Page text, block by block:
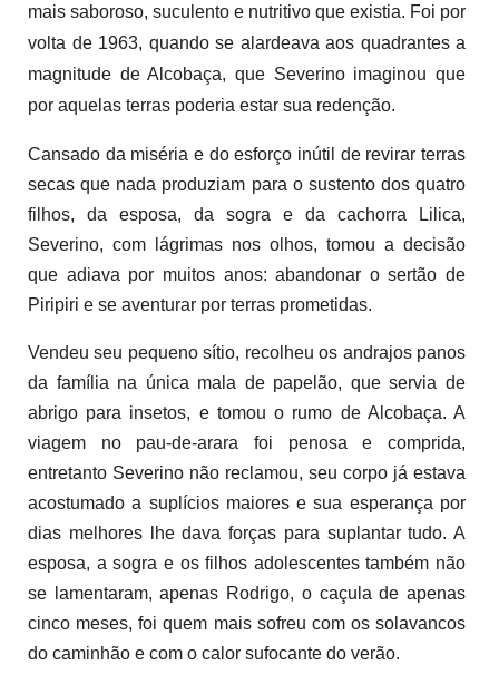
mais saboroso, suculento e nutritivo que existia. Foi por
volta de 1963, quando se alardeava aos quadrantes a
magnitude de Alcobaça, que Severino imaginou que
por aquelas terras poderia estar sua redenção.
Cansado da miséria e do esforço inútil de revirar terras
secas que nada produziam para o sustento dos quatro
filhos, da esposa, da sogra e da cachorra Lilica,
Severino, com lágrimas nos olhos, tomou a decisão
que adiava por muitos anos: abandonar o sertão de
Piripiri e se aventurar por terras prometidas.
Vendeu seu pequeno sítio, recolheu os andrajos panos
da família na única mala de papelão, que servia de
abrigo para insetos, e tomou o rumo de Alcobaça. A
viagem no pau-de-arara foi penosa e comprida,
entretanto Severino não reclamou, seu corpo já estava
acostumado a suplícios maiores e sua esperança por
dias melhores lhe dava forças para suplantar tudo. A
esposa, a sogra e os filhos adolescentes também não
se lamentaram, apenas Rodrigo, o caçula de apenas
cinco meses, foi quem mais sofreu com os solavancos
do caminhão e com o calor sufocante do verão.